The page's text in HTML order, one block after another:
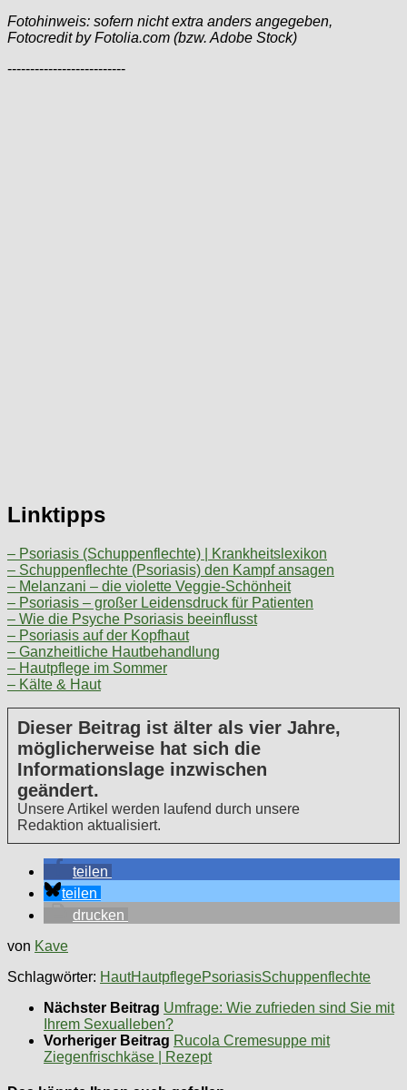
Fotohinweis: sofern nicht extra anders angegeben,
Fotocredit by Fotolia.com (bzw. Adobe Stock)
--------------------------
Linktipps
– Psoriasis (Schuppenflechte) | Krankheitslexikon
– Schuppenflechte (Psoriasis) den Kampf ansagen
– Melanzani – die violette Veggie-Schönheit
– Psoriasis – großer Leidensdruck für Patienten
– Wie die Psyche Psoriasis beeinflusst
– Psoriasis auf der Kopfhaut
– Ganzheitliche Hautbehandlung
– Hautpflege im Sommer
– Kälte & Haut
Dieser Beitrag ist älter als vier Jahre,
möglicherweise hat sich die
Informationslage inzwischen
geändert.
Unsere Artikel werden laufend durch unsere
Redaktion aktualisiert.
teilen
teilen
drucken
von Kave
Schlagwörter: HautHautpflegePsoriasisSchuppenflechte
Nächster Beitrag Umfrage: Wie zufrieden sind Sie mit
Ihrem Sexualleben?
Vorheriger Beitrag Rucola Cremesuppe mit
Ziegenfrischkäse | Rezept